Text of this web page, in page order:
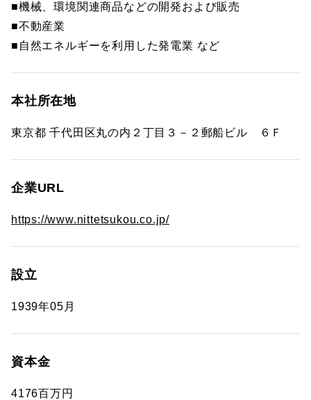
■機械、環境関連商品などの開発および販売
■不動産業
■自然エネルギーを利用した発電業 など
本社所在地
東京都 千代田区丸の内２丁目３－２郵船ビル ６Ｆ
企業URL
https://www.nittetsukou.co.jp/
設立
1939年05月
資本金
4176百万円